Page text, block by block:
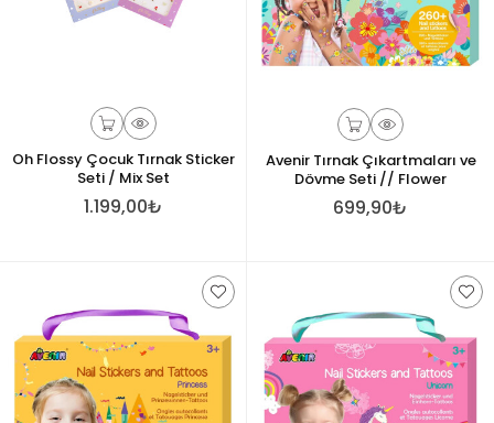
Oh Flossy Çocuk Tırnak Sticker
Seti / Mix Set
1.199,00₺
Avenir Tırnak Çıkartmaları ve
Dövme Seti // Flower
699,90₺